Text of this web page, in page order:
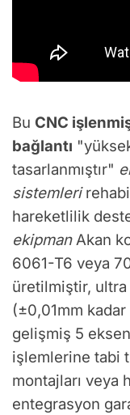
Bu CNC
bağlantı
tasarlanmıştır"
sistemleri
hareketlilik
ekipmanAkan
6061-T6 veya
üretilmiştir,
(±0,01mm
gelişmiş 5
işlemlerine tabi
montajları
entegrasyon